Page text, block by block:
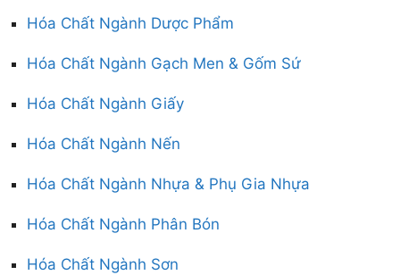
Hóa Chất Ngành Dược Phẩm
Hóa Chất Ngành Gạch Men & Gốm Sứ
Hóa Chất Ngành Giấy
Hóa Chất Ngành Nến
Hóa Chất Ngành Nhựa & Phụ Gia Nhựa
Hóa Chất Ngành Phân Bón
Hóa Chất Ngành Sơn